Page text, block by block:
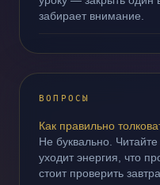
забирает внимание.
ВОПРОСЫ
Как правильно
Не буквально. Читайте
уходит энергия, что
стоит проверить завтра.